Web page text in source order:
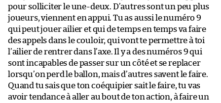
pour solliciter le une-deux. D’autres sont un peu plus
joueurs, viennent en appui. Tu as aussi le numéro 9
qui peut jouer ailier et qui de temps en temps va faire
des appels dans le couloir, qui vont te permettre à toi
l’ailier de rentrer dans l’axe. Il y a des numéros 9 qui
sont incapables de passer sur un côté et se replacer
lorsqu’on perd le ballon, mais d’autres savent le faire.
Quand tu sais que ton coéquipier sait le faire, tu vas
avoir tendance à aller au bout de ton action, à faire un